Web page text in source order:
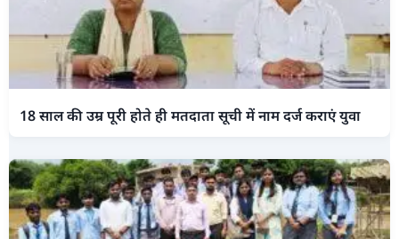
18 साल की उम्र पूरी होते ही मतदाता सूची में नाम दर्ज कराएं युवा